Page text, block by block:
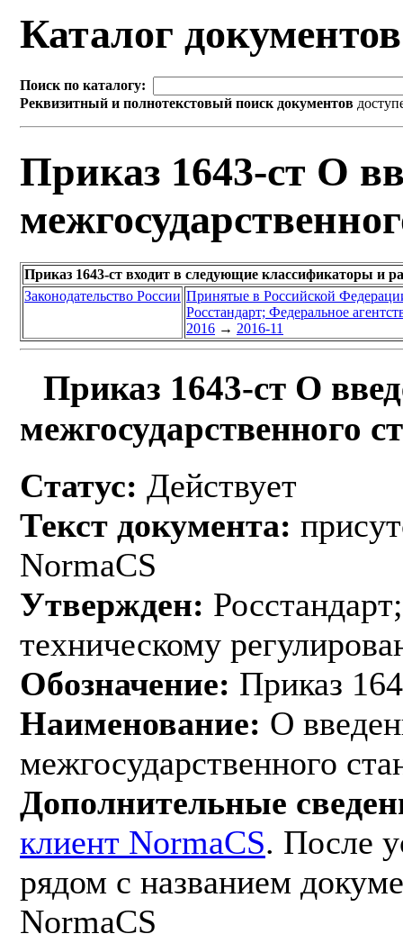
Каталог
Поиск по каталогу:
Реквизитный и полнотекстовый поиск документов
Приказ 1643-ст О
Приказ 1643-ст входит в следующие классификаторы и
Законодательство России Принятые в Российской
Росстандарт; Федеральное
2016 → 2016-11
Приказ 1643-ст О
межгосударственного
Статус: Действует
Текст документа:
NormaCS
Утвержден:
техническому
Обозначение: Приказ
Наименование: О
межгосударственного
Дополнительные
клиент NormaCS. После
рядом с названием
NormaCS